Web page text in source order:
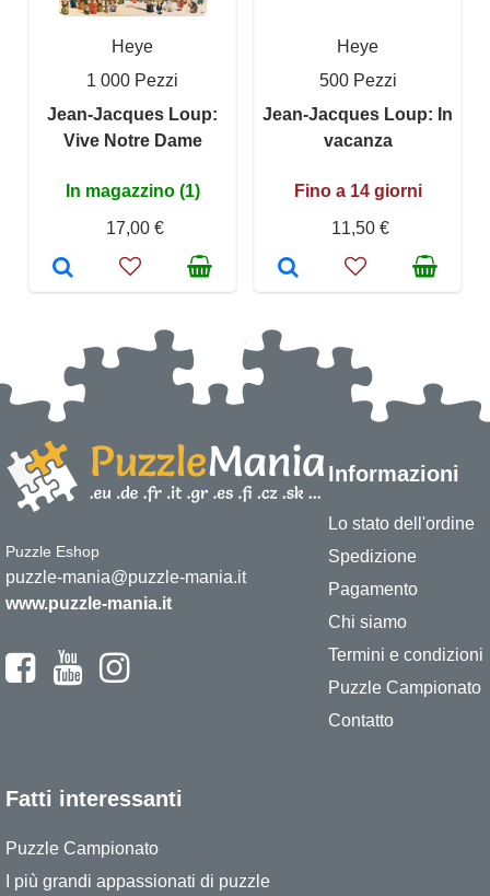
Heye
1 000 Pezzi
Jean-Jacques Loup:
Vive Notre Dame
In magazzino (1)
17,00 €
Heye
500 Pezzi
Jean-Jacques Loup: In
vacanza
Fino a 14 giorni
11,50 €
Puzzle Eshop
puzzle-mania@puzzle-mania.it
www.puzzle-mania.it
Informazioni
Lo stato dell'ordine
Spedizione
Pagamento
Chi siamo
Termini e condizioni
Puzzle Campionato
Contatto
Fatti interessanti
Puzzle Campionato
I più grandi appassionati di puzzle